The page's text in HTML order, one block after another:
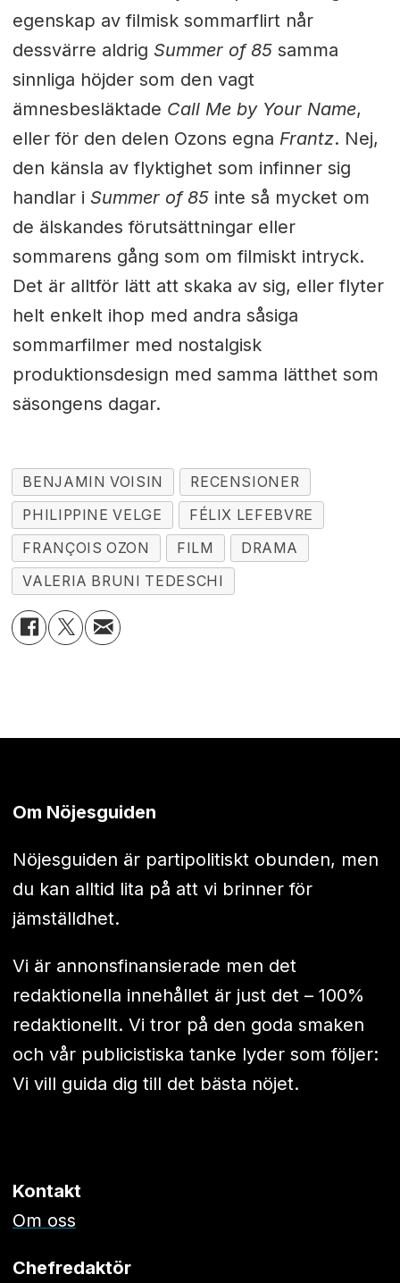
egenskap av filmisk sommarflirt når
dessvärre aldrig Summer of 85 samma
sinnliga höjder som den vagt
ämnesbesläktade Call Me by Your Name,
eller för den delen Ozons egna Frantz. Nej,
den känsla av flyktighet som infinner sig
handlar i Summer of 85inte så mycket om
de älskandes förutsättningar eller
sommarens gång som om filmiskt intryck.
Det är alltför lätt att skaka av sig, eller flyter
helt enkelt ihop med andra såsiga
sommarfilmer med nostalgisk
produktionsdesign med samma lätthet som
säsongens dagar.
BENJAMIN VOISIN
RECENSIONER
PHILIPPINE VELGE
FÉLIX LEFEBVRE
FRANÇOIS OZON
FILM
DRAMA
VALERIA BRUNI TEDESCHI
Om Nöjesguiden
Nöjesguiden är partipolitiskt obunden, men
du kan alltid lita på att vi brinner för
jämställdhet.
Vi är annonsfinansierade men det
redaktionella innehållet är just det – 100%
redaktionellt. Vi tror på den goda smaken
och vår publicistiska tanke lyder som följer:
Vi vill guida dig till det bästa nöjet.
Kontakt
Om oss
Chefredaktör